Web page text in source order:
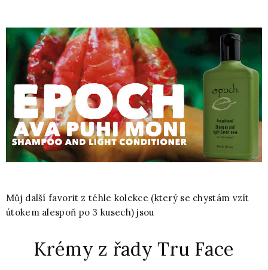
Můj další favorit z téhle kolekce (který se chystám vzít
útokem alespoň po 3 kusech) jsou
Krémy z řady Tru Face